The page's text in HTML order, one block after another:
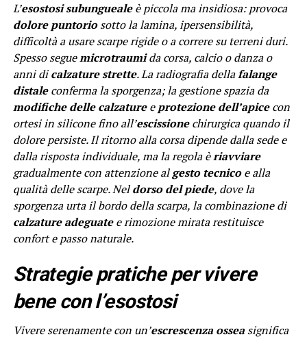
L’esostosi subunguealeè piccola ma insidiosa: provoca
dolore puntoriosotto la lamina, ipersensibilità,
difficoltà a usare scarpe rigide o a correre su terreni duri.
Spesso seguemicrotraumida corsa, calcio o danza o
anni dicalzature strette. La radiografia dellafalange
distaleconferma la sporgenza; la gestione spazia da
modifiche delle calzatureeprotezione dell’apicecon
ortesi in silicone fino all’escissionechirurgica quando il
dolore persiste. Il ritorno alla corsa dipende dalla sede e
dalla risposta individuale, ma la regola èriavviare
gradualmente con attenzione algesto tecnicoe alla
qualità delle scarpe. Neldorso del piede, dove la
sporgenza urta il bordo della scarpa, la combinazione di
calzature adeguatee rimozione mirata restituisce
confort e passo naturale.
Strategie pratiche per vivere
bene con l’esostosi
Vivere serenamente con un’escrescenza osseasignifica